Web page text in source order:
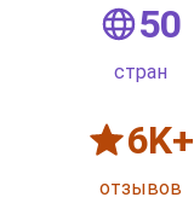
50
стран
6K+
отзывов